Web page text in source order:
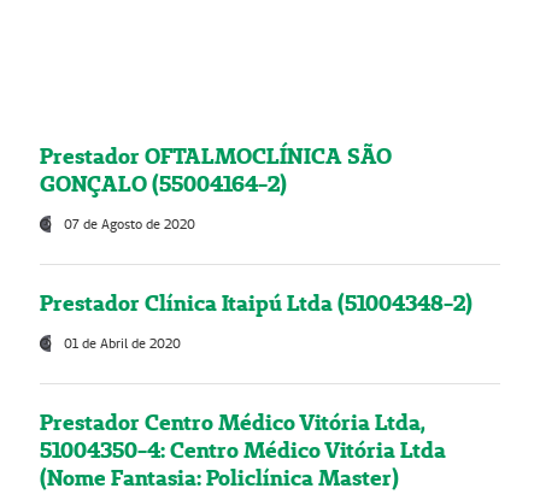
Prestador OFTALMOCLÍNICA SÃO
GONÇALO (55004164-2)
07 de Agosto de 2020
Prestador Clínica Itaipú Ltda (51004348-2)
01 de Abril de 2020
Prestador Centro Médico Vitória Ltda,
51004350-4: Centro Médico Vitória Ltda
(Nome Fantasia: Policlínica Master)